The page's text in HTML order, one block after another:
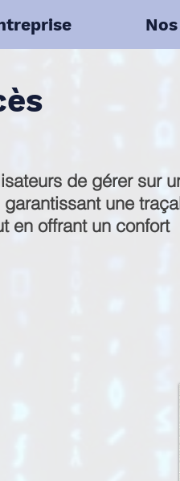
de gérer sur
une
en offrant un confort